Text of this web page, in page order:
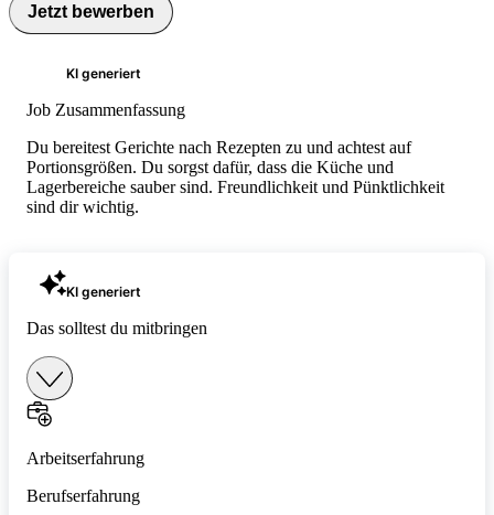
Jetzt bewerben
KI generiert
Job Zusammenfassung
Du bereitest Gerichte nach Rezepten zu und achtest auf
Portionsgrößen. Du sorgst dafür, dass die Küche und
Lagerbereiche sauber sind. Freundlichkeit und Pünktlichkeit
sind dir wichtig.
KI generiert
Das solltest du mitbringen
Arbeitserfahrung
Berufserfahrung